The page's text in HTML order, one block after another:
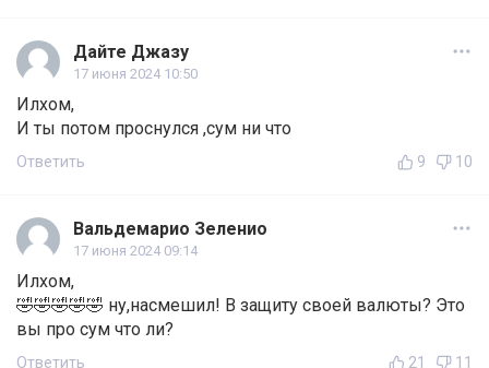
Дайте Джазу
17 июня 2024 10:50
Илхом,
И ты потом проснулся ,сум ни что
Ответить 9 10
Вальдемарио Зеленио
17 июня 2024 09:14
Илхом,
🤣🤣🤣🤣🤣 ну,насмешил! В защиту своей валюты? Это
вы про сум что ли?
Ответить 21 11